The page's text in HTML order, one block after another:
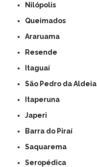
Nilópolis
Queimados
Araruama
Resende
Itaguaí
São Pedro da Aldeia
Itaperuna
Japeri
Barra do Piraí
Saquarema
Seropédica